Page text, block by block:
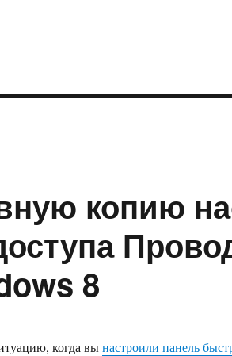
копию
8
когда вынастроили панель